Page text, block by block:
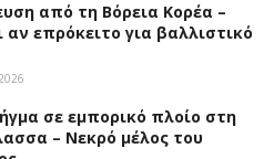
από τη Βόρεια Κορέα –
αν επρόκειτο για βαλλιστικό
σε εμπορικό πλοίο στη
– Νεκρό μέλος του